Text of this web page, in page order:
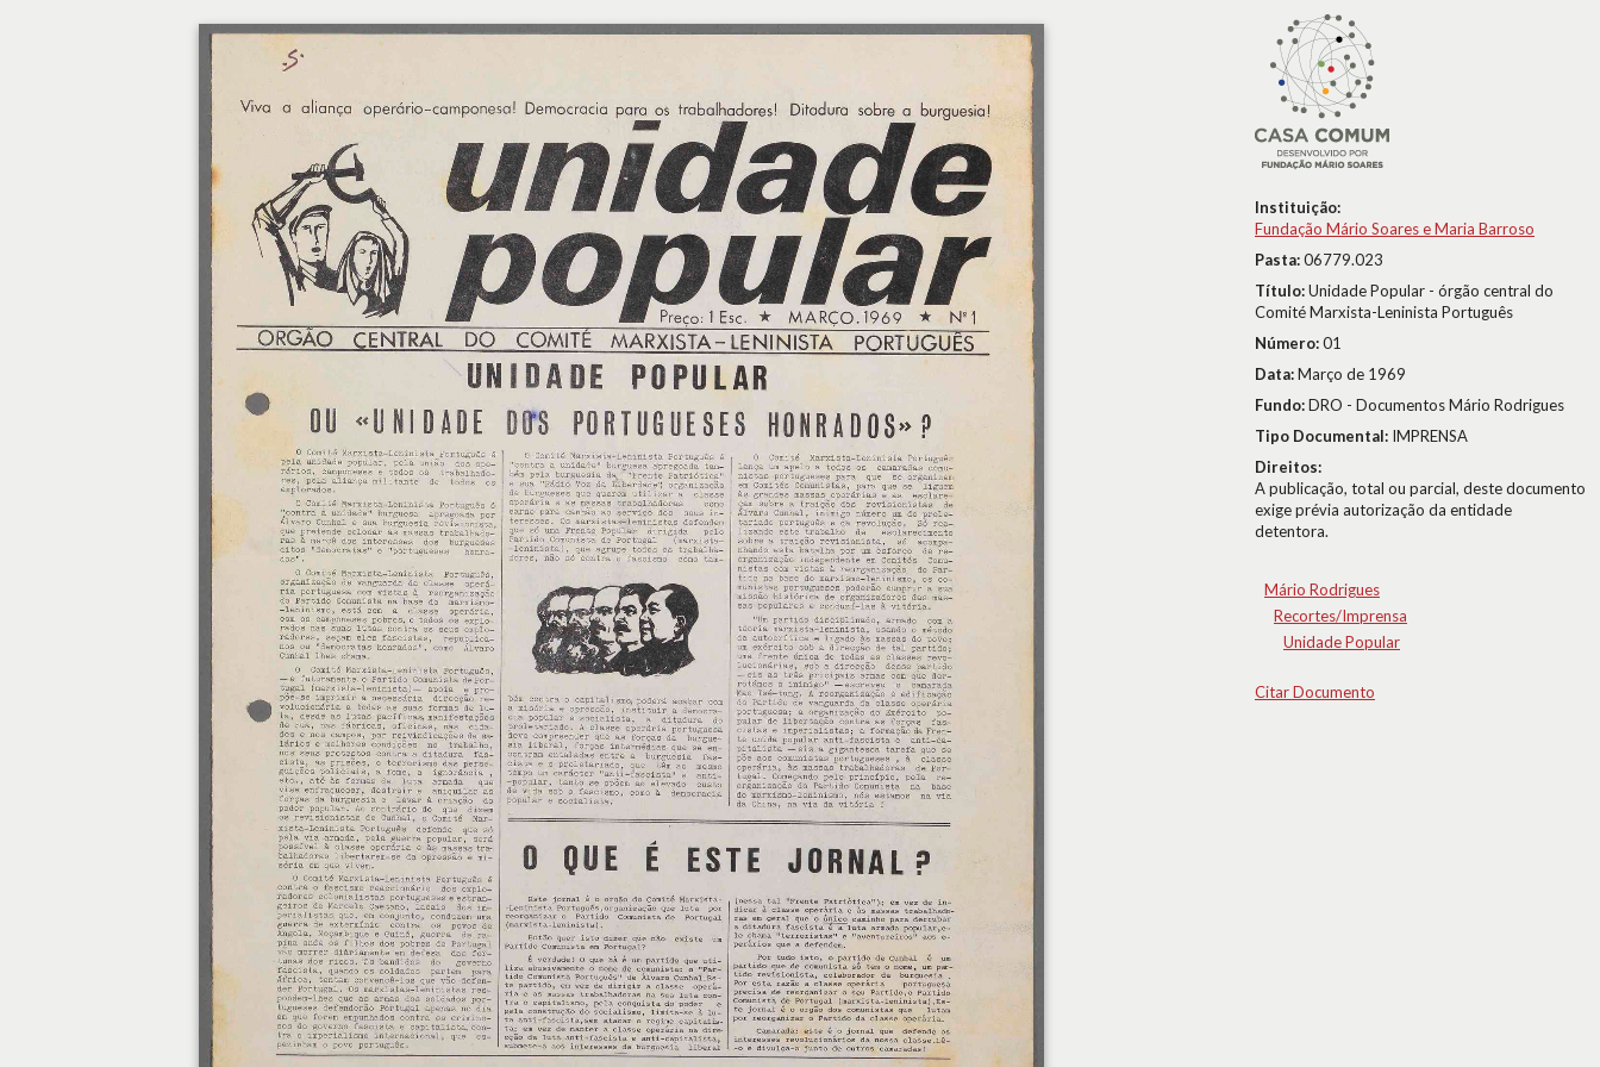
Instituição:
Fundação Mário Soares e Maria Barroso
Pasta:06779.023
Título:Unidade Popular - órgão central do
Comité Marxista-Leninista Português
Número:01
Data:Março de 1969
Fundo:DRO - Documentos Mário Rodrigues
Tipo Documental: IMPRENSA
Direitos:
A publicação, total ou parcial, deste documento
exige prévia autorização da entidade
detentora.
Mário Rodrigues
Recortes/Imprensa
Unidade Popular
Citar Documento